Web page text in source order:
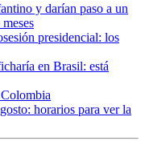
y darían paso a un
presidencial: los
en Brasil: está
horarios para ver la